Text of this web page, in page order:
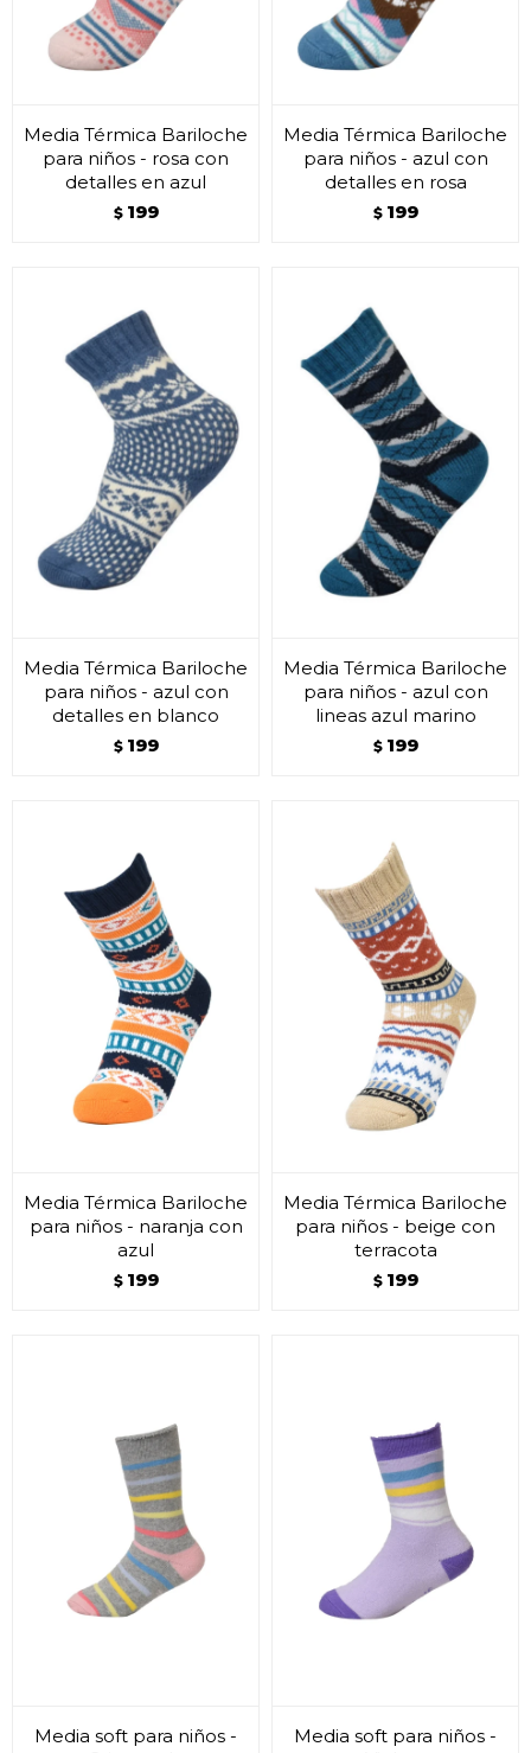
Media Térmica Bariloche
para niños - rosa con
detalles en azul
$ 199
Media Térmica Bariloche
para niños - azul con
detalles en rosa
$ 199
Media Térmica Bariloche
para niños - azul con
detalles en blanco
$ 199
Media Térmica Bariloche
para niños - azul con
lineas azul marino
$ 199
Media Térmica Bariloche
para niños - naranja con
azul
$ 199
Media Térmica Bariloche
para niños - beige con
terracota
$ 199
Media soft para niños -
Media soft para niños -